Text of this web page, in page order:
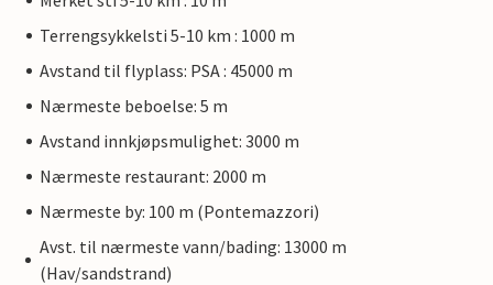
Terrengsykkelsti 5-10 km : 1000 m
Avstand til flyplass: PSA : 45000 m
Nærmeste beboelse: 5 m
Avstand innkjøpsmulighet: 3000 m
Nærmeste restaurant: 2000 m
Nærmeste by: 100 m (Pontemazzori)
Avst. til nærmeste vann/bading: 13000 m
(Hav/sandstrand)